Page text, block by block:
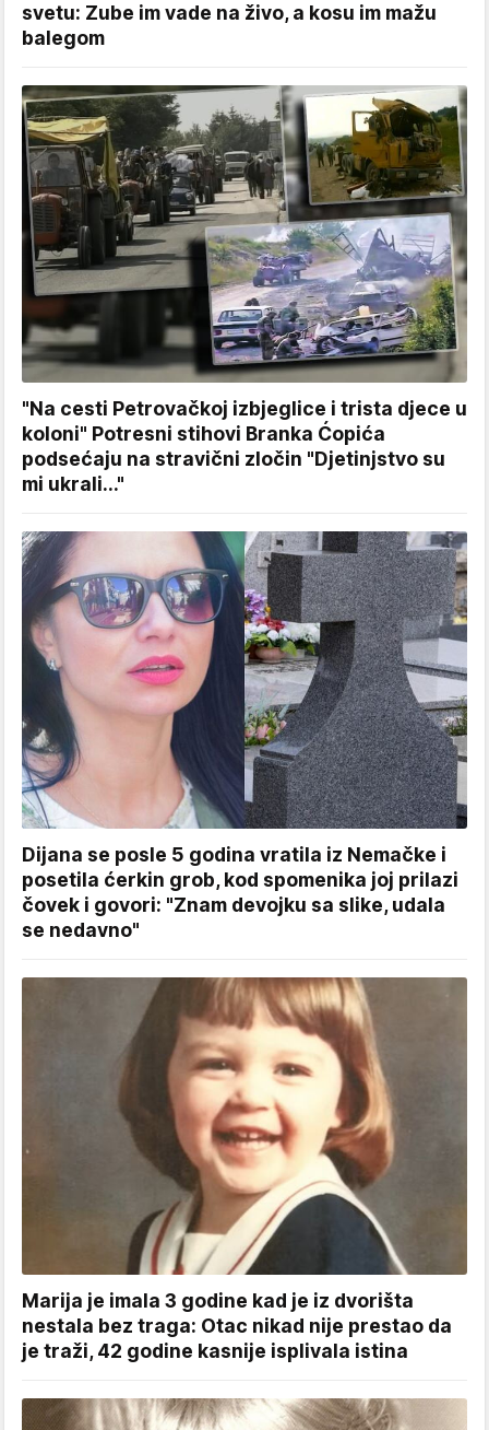
svetu: Zube im vade na živo, a kosu im mažu
balegom
"Na cesti Petrovačkoj izbjeglice i trista djece u
koloni" Potresni stihovi Branka Ćopića
podsećaju na stravični zločin "Djetinjstvo su
mi ukrali..."
Dijana se posle 5 godina vratila iz Nemačke i
posetila ćerkin grob, kod spomenika joj prilazi
čovek i govori: "Znam devojku sa slike, udala
se nedavno"
Marija je imala 3 godine kad je iz dvorišta
nestala bez traga: Otac nikad nije prestao da
je traži, 42 godine kasnije isplivala istina